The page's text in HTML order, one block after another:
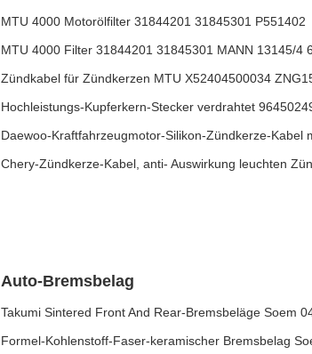
MTU 4000 Motorölfilter 31844201 31845301 P551402
MTU 4000 Filter 31844201 31845301 MANN 13145/4
Zündkabel für Zündkerzen MTU X52404500034
Hochleistungs-Kupferkern-Stecker verdrahtet
Daewoo-Kraftfahrzeugmotor-Silikon-Zündkerze-Kabel
Chery-Zündkerze-Kabel, anti- Auswirkung leuchten
Auto-Bremsbelag
Takumi Sintered Front And Rear-Bremsbeläge Soem
Formel-Kohlenstoff-Faser-keramischer Bremsbelag